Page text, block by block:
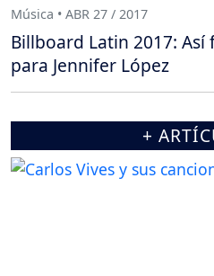
Música • ABR 27 / 2017
Billboard Latin 2017:
para Jennifer López
+